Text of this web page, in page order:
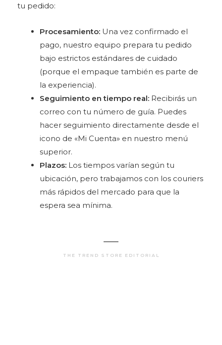
tu pedido:
Procesamiento: Una vez confirmado el
pago, nuestro equipo prepara tu pedido
bajo estrictos estándares de cuidado
(porque el empaque también es parte de
la experiencia).
Seguimiento en tiempo real: Recibirás un
correo con tu número de guía. Puedes
hacer seguimiento directamente desde el
icono de «Mi Cuenta» en nuestro menú
superior.
Plazos: Los tiempos varían según tu
ubicación, pero trabajamos con los couriers
más rápidos del mercado para que la
espera sea mínima.
THE TREND STORE EDITORIAL